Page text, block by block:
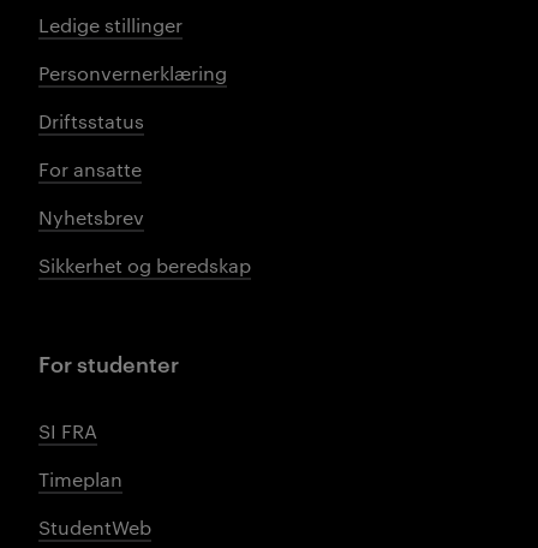
Ledige stillinger
Personvernerklæring
Driftsstatus
For ansatte
Nyhetsbrev
Sikkerhet og beredskap
For studenter
SI FRA
Timeplan
StudentWeb